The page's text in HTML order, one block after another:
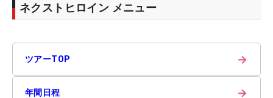
ネクストヒロイン メニュー
ツアーTOP →
年間日程 →